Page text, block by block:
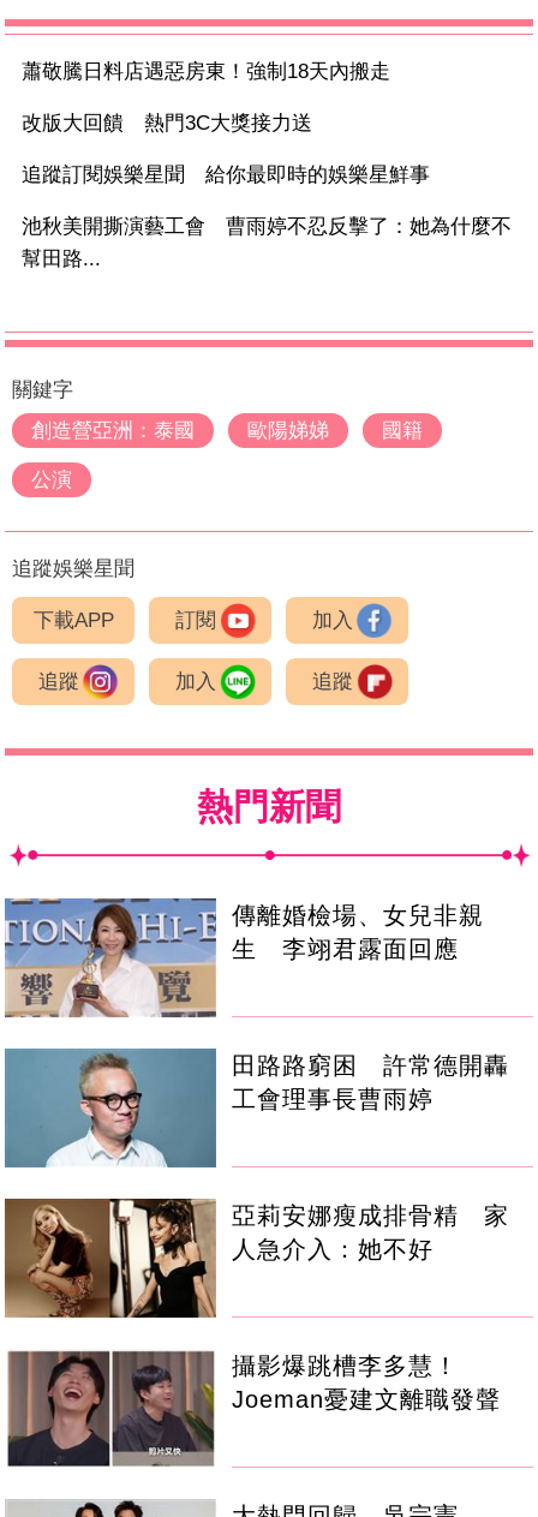
蕭敬騰日料店遇惡房東！強制18天內搬走
改版大回饋 熱門3C大獎接力送
追蹤訂閱娛樂星聞 給你最即時的娛樂星鮮事
池秋美開撕演藝工會 曹雨婷不忍反擊了：她為什麼不
幫田路...
關鍵字
創造營亞洲：泰國
歐陽娣娣 國籍
公演
追蹤娛樂星聞
下載APP 訂閱 加入
追蹤 加入 追蹤
熱門新聞
傳離婚檢場、女兒非親
生 李翊君露面回應
田路路窮困 許常德開轟
工會理事長曹雨婷
亞莉安娜瘦成排骨精 家
人急介入：她不好
攝影爆跳槽李多慧！
Joeman憂建文離職發聲